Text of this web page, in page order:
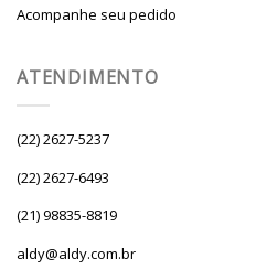
Acompanhe seu pedido
ATENDIMENTO
(22) 2627-5237
(22) 2627-6493
(21) 98835-8819
aldy@aldy.com.br